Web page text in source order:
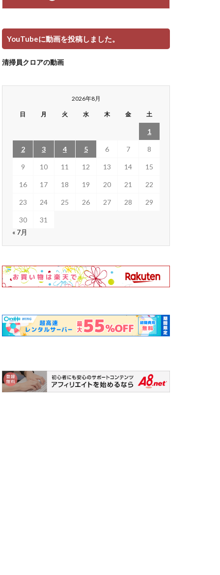
YouTubeに動画を投稿しました。
清掃員クロアの動画
2026年8月
日 月 火 水 木 金 土
1
2 3 4 5 6 7 8
9 10 11 12 13 14 15
16 17 18 19 20 21 22
23 24 25 26 27 28 29
30
31
« 7月